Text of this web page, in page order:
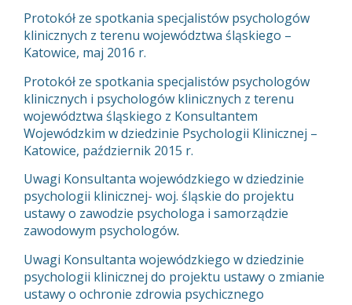
Protokół ze spotkania specjalistów psychologów
klinicznych z terenu województwa śląskiego –
Katowice, maj 2016 r.
Protokół ze spotkania specjalistów psychologów
klinicznych i psychologów klinicznych z terenu
województwa śląskiego z Konsultantem
Wojewódzkim w dziedzinie Psychologii Klinicznej –
Katowice, październik 2015 r.
Uwagi Konsultanta wojewódzkiego w dziedzinie
psychologii klinicznej- woj. śląskie do projektu
ustawy o zawodzie psychologa i samorządzie
zawodowym psychologów.
Uwagi Konsultanta wojewódzkiego w dziedzinie
psychologii klinicznej do projektu ustawy o zmianie
ustawy o ochronie zdrowia psychicznego